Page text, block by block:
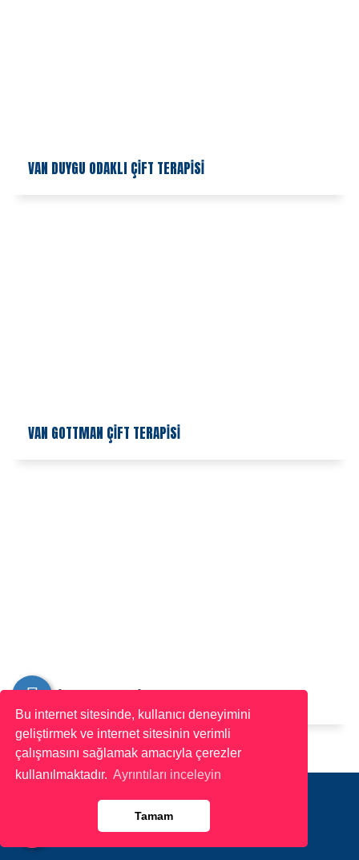
Bu internet sitesinde, kullanıcı deneyimini
geliştirmek ve internet sitesinin verimli
çalışmasını sağlamak amacıyla çerezler
kullanılmaktadır. Ayrıntıları inceleyin
Tamam
VAN DUYGU ODAKLI ÇİFT TERAPİSİ
VAN GOTTMAN ÇİFT TERAPİSİ
İyi Bir Psikoloğun Özellikleri